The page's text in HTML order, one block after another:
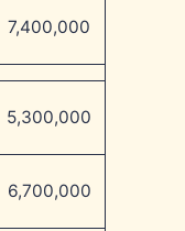
7,400,000
5,300,000
6,700,000